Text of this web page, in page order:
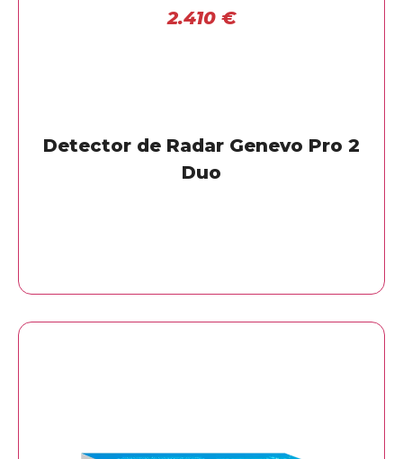
2.410 €
Detector de Radar Genevo Pro 2
Duo